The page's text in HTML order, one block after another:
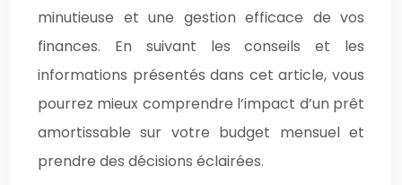
minutieuse et une gestion efficace de vos
finances. En suivant les conseils et les
informations présentés dans cet article, vous
pourrez mieux comprendre l’impact d’un prêt
amortissable sur votre budget mensuel et
prendre des décisions éclairées.